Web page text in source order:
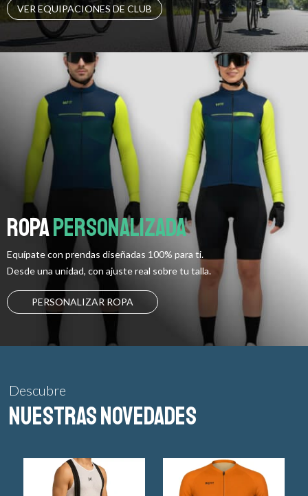
VER EQUIPACIONES DE CLUB
RopaPersonalizada
Equípate con prendas diseñadas 100% para ti.
Desde una unidad, con ajuste real sobre tu talla.
PERSONALIZAR ROPA
Descubre
nuestras NOVEDADES